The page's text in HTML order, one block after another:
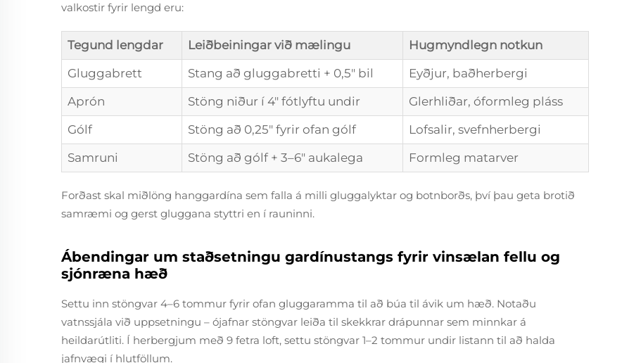
valkostir fyrir lengd eru:
Tegund lengdar Leiðbeiningar við mælingu
Hugmyndlegn notkun
Gluggabrett
Stang að gluggabretti + 0,5" bil
Eyðjur, baðherbergi
Aprón
Stöng niður í 4" fótlyftu undir
Glerhliðar, óformleg pláss
Gólf
Stöng að 0,25" fyrir ofan gólf
Lofsalir, svefnherbergi
Samruni
Stöng að gólf + 3–6" aukalega Formleg matarver
Forðast skal miðlöng hanggardína sem falla á milli gluggalyktar og botnborðs, því þau geta brotið
samræmi og gerst gluggana styttri en í rauninni.
Ábendingar um staðsetningu gardínustangs fyrir vinsælan fellu og
sjónræna hæð
Settu inn stöngvar 4–6 tommur fyrir ofan gluggaramma til að búa til ávik um hæð. Notaðu
vatnssjála við uppsetningu – ójafnar stöngvar leiða til skekkrar drápunnar sem minnkar á
heildarútliti. Í herbergjum með 9 fetra loft, settu stöngvar 1–2 tommur undir listann til að halda
jafnvægi í hlutföllum.